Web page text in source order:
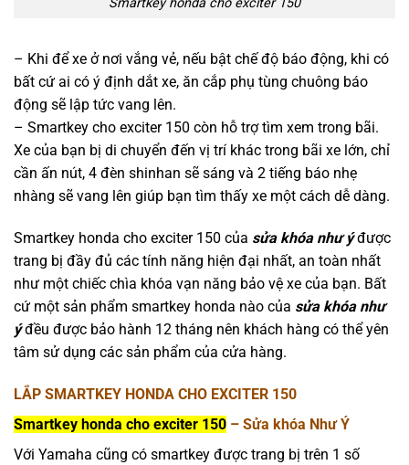
– Khi để xe ở nơi vắng vẻ, nếu bật chế độ báo động, khi có
bất cứ ai có ý định dắt xe, ăn cắp phụ tùng chuông báo
động sẽ lập tức vang lên.
– Smartkey cho exciter 150 còn hỗ trợ tìm xem trong bãi.
Xe của bạn bị di chuyển đến vị trí khác trong bãi xe lớn, chỉ
cần ấn nút, 4 đèn shinhan sẽ sáng và 2 tiếng báo nhẹ
nhàng sẽ vang lên giúp bạn tìm thấy xe một cách dễ dàng.
Smartkey honda cho exciter 150 của sửa khóa như ýđược
trang bị đầy đủ các tính năng hiện đại nhất, an toàn nhất
như một chiếc chìa khóa vạn năng bảo vệ xe của bạn. Bất
cứ một sản phẩm smartkey honda nào của sửa khóa như
ýđều được bảo hành 12 tháng nên khách hàng có thể yên
tâm sử dụng các sản phẩm của cửa hàng.
LẮP SMARTKEY HONDA CHO EXCITER 150
Smartkey honda cho exciter 150 – Sửa khóa Như Ý
Với Yamaha cũng có smartkey được trang bị trên 1 số